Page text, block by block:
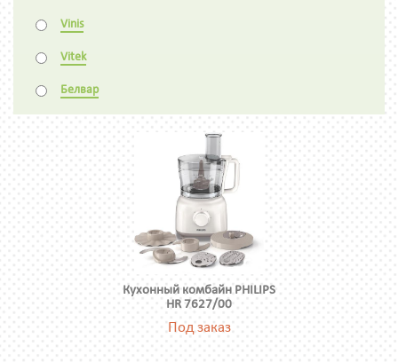
Vinis
Vitek
Белвар
Кухонный комбайн PHILIPS
HR 7627/00
Под заказ